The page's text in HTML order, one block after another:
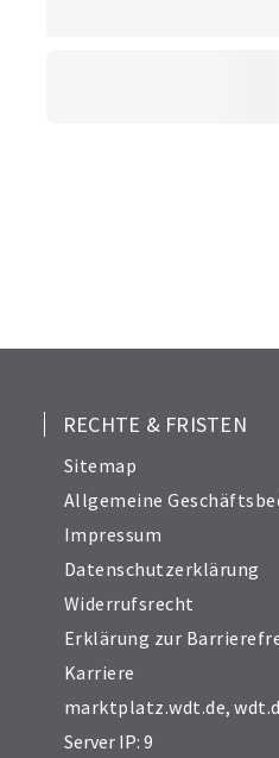
RECHTE & FRISTEN
Sitemap
Allgemeine
Impressum
Datenschutzerklärung
Widerrufsrecht
Erklärung zur
Karriere
marktplatz.wdt.de,
Server IP: 9